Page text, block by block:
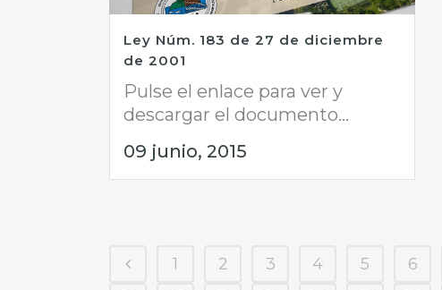
Ley Núm. 183 de 27 de diciembre
de 2001
Pulse el enlace para ver y
descargar el documento...
09 junio, 2015
1 2 3 4 5 6